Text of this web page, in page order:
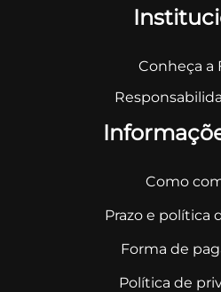
Conheça a
Como
Prazo e política
Forma de
Política de